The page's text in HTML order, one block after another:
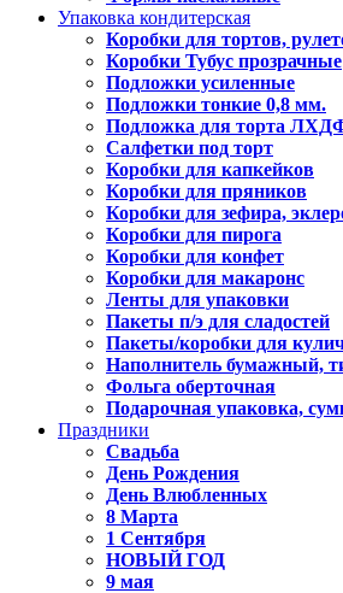
Упаковка кондитерская
Коробки для тортов,
Коробки Тубус прозрачные
Подложки усиленные
Подложки тонкие 0,8 мм.
Подложка для торта
Салфетки под торт
Коробки для капкейков
Коробки для пряников
Коробки для зефира,
Коробки для пирога
Коробки для конфет
Коробки для макаронс
Ленты для упаковки
Пакеты п/э для сладостей
Пакеты/коробки для
Наполнитель бумажный,
Фольга оберточная
Подарочная упаковка,
Праздники
Свадьба
День Рождения
День Влюбленных
8 Марта
1 Сентября
НОВЫЙ ГОД
9 мая